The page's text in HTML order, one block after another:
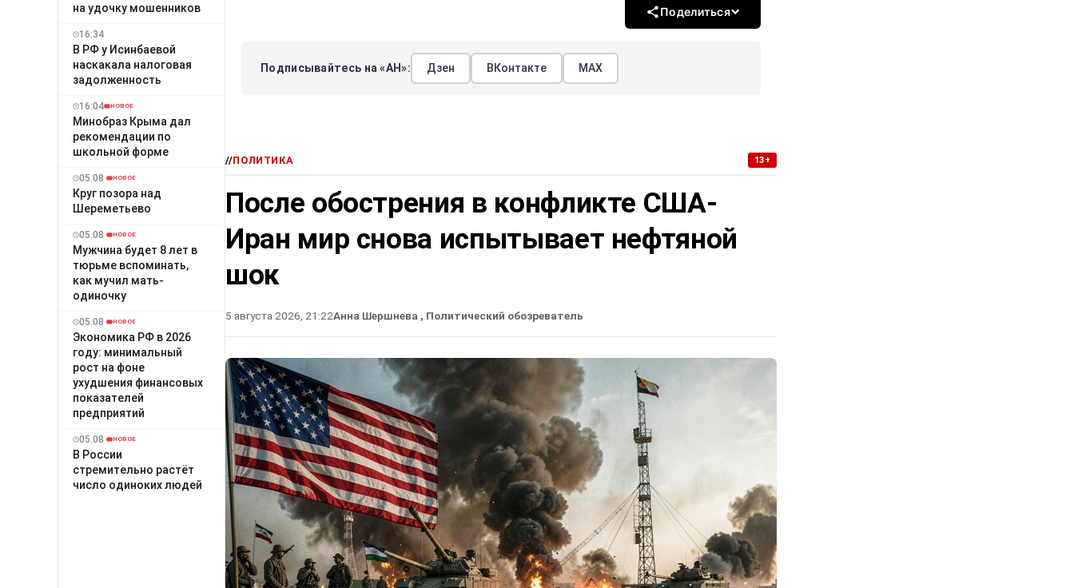
на удочку мошенников
16:34
В РФ у Исинбаевой
наскакала налоговая
задолженность
16:04 НОВОЕ
Минобраз Крыма дал
рекомендации по
школьной форме
05.08 НОВОЕ
Круг позора над
Шереметьево
05.08 НОВОЕ
Мужчина будет 8 лет в
тюрьме вспоминать,
как мучил мать-
одиночку
05.08 НОВОЕ
Экономика РФ в 2026
году: минимальный
рост на фоне
ухудшения финансовых
показателей
предприятий
05.08 НОВОЕ
В России
стремительно растёт
число одиноких людей
Поделиться
Подписывайтесь на «АН»: Дзен ВКонтакте МАХ
//ПОЛИТИКА 13+
После обострения в конфликте США-
Иран мир снова испытывает нефтяной
шок
5 августа 2026, 21:22Анна Шершнева , Политический обозреватель